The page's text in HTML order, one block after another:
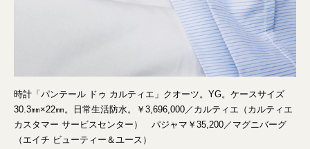
時計「パンテール ドゥ カルティエ」クオーツ。YG。ケースサイズ
30.3㎜×22㎜。日常生活防水。￥3,696,000／カルティエ（カルティエ
カスタマー サービスセンター） パジャマ￥35,200／マグニバーグ
（エイチ ビューティー＆ユース）